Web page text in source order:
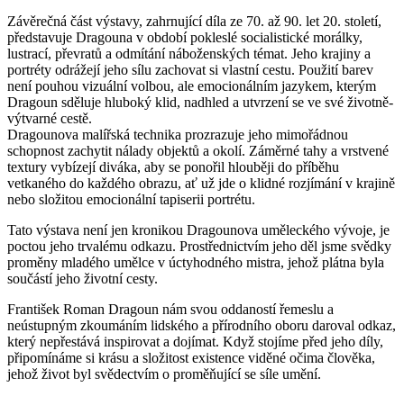
Závěrečná část výstavy, zahrnující díla ze 70. až 90. let 20. století,
představuje Dragouna v období pokleslé socialistické morálky,
lustrací, převratů a odmítání náboženských témat. Jeho krajiny a
portréty odrážejí jeho sílu zachovat si vlastní cestu. Použití barev
není pouhou vizuální volbou, ale emocionálním jazykem, kterým
Dragoun sděluje hluboký klid, nadhled a utvrzení se ve své životně-
výtvarné cestě.
Dragounova malířská technika prozrazuje jeho mimořádnou
schopnost zachytit nálady objektů a okolí. Záměrné tahy a vrstvené
textury vybízejí diváka, aby se ponořil hlouběji do příběhu
vetkaného do každého obrazu, ať už jde o klidné rozjímání v krajině
nebo složitou emocionální tapiserii portrétu.
Tato výstava není jen kronikou Dragounova uměleckého vývoje, je
poctou jeho trvalému odkazu. Prostřednictvím jeho děl jsme svědky
proměny mladého umělce v úctyhodného mistra, jehož plátna byla
součástí jeho životní cesty.
František Roman Dragoun nám svou oddaností řemeslu a
neústupným zkoumáním lidského a přírodního oboru daroval odkaz,
který nepřestává inspirovat a dojímat. Když stojíme před jeho díly,
připomínáme si krásu a složitost existence viděné očima člověka,
jehož život byl svědectvím o proměňující se síle umění.